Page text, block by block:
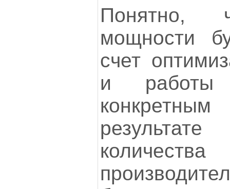
Понятно,
мощности
счет
и работы